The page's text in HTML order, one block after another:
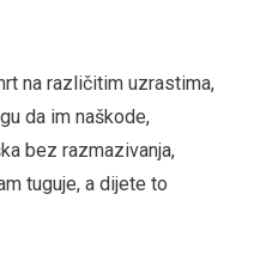
na različitim uzrastima,
da im naškode,
bez razmazivanja,
tuguje, a dijete to